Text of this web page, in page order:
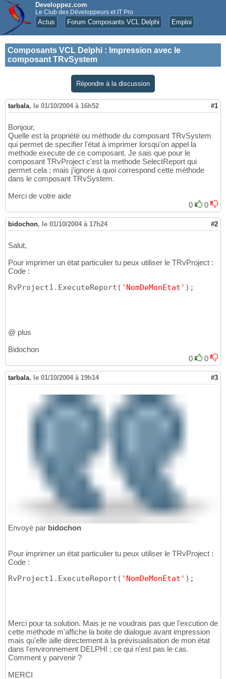
Developpez.com
Le Club des Développeurs et IT Pro
Actus Forum Composants VCL Delphi Emploi
Composants VCL Delphi : Impression avec le
composant TRvSystem
Répondre à la discussion
tarbala, le 01/10/2004 à 16h52 #1
Bonjour,
Quelle est la propriété ou méthode du composant TRvSystem
qui permet de specifier l'état à imprimer lorsqu'on appel la
methode execute de ce composant. Je sais que pour le
composant TRvProject c'est la methode SelectReport qui
permet cela ; mais j'ignore à quoi correspond cette méthode
dans le composant TRvSystem.
Merci de votre aide
0
0
bidochon, le 01/10/2004 à 17h24 #2
Salut,
Pour imprimer un état particulier tu peux utiliser le TRvProject :
Code :
RvProject1.ExecuteReport ( 'NomDeMonEtat' ) ;
@ plus
Bidochon
0
0
tarbala, le 01/10/2004 à 19h14 #3
Envoyé par bidochon
Pour imprimer un état particulier tu peux utiliser le TRvProject :
Code :
RvProject1.ExecuteReport ( 'NomDeMonEtat' ) ;
Merci pour ta solution. Mais je ne voudrais pas que l'excution de
cette methode m'affiche la boite de dialogue avant impression
mais qu'elle aille directement à la prévisualisation de mon état
dans l'environnement DELPHI ; ce qui n'est pas le cas.
Comment y parvenir ?
MERCI